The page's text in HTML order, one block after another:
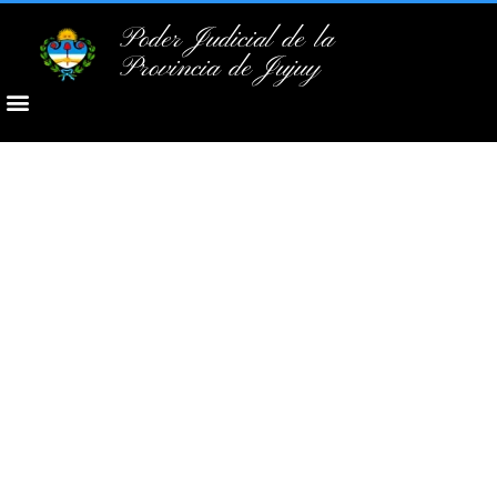
Poder Judicial de la
Provincia de Jujuy